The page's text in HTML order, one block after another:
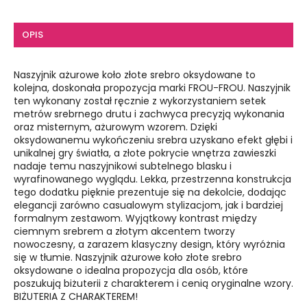
OPIS
Naszyjnik ażurowe koło złote srebro oksydowane to
kolejna, doskonała propozycja marki FROU-FROU. Naszyjnik
ten wykonany został ręcznie z wykorzystaniem setek
metrów srebrnego drutu i zachwyca precyzją wykonania
oraz misternym, ażurowym wzorem. Dzięki
oksydowanemu wykończeniu srebra uzyskano efekt głębi i
unikalnej gry światła, a złote pokrycie wnętrza zawieszki
nadaje temu naszyjnikowi subtelnego blasku i
wyrafinowanego wyglądu. Lekka, przestrzenna konstrukcja
tego dodatku pięknie prezentuje się na dekolcie, dodając
elegancji zarówno casualowym stylizacjom, jak i bardziej
formalnym zestawom. Wyjątkowy kontrast między
ciemnym srebrem a złotym akcentem tworzy
nowoczesny, a zarazem klasyczny design, który wyróżnia
się w tłumie. Naszyjnik ażurowe koło złote srebro
oksydowane o idealna propozycja dla osób, które
poszukują biżuterii z charakterem i cenią oryginalne wzory.
BIŻUTERIA Z CHARAKTEREM!